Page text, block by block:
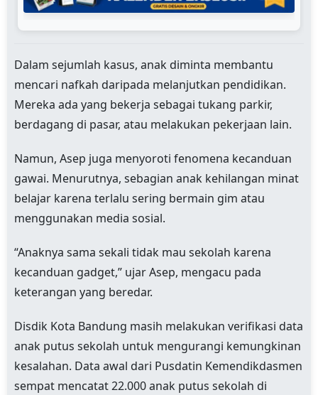
Dalam sejumlah kasus, anak diminta membantu
mencari nafkah daripada melanjutkan pendidikan.
Mereka ada yang bekerja sebagai tukang parkir,
berdagang di pasar, atau melakukan pekerjaan lain.
Namun, Asep juga menyoroti fenomena kecanduan
gawai. Menurutnya, sebagian anak kehilangan minat
belajar karena terlalu sering bermain gim atau
menggunakan media sosial.
“Anaknya sama sekali tidak mau sekolah karena
kecanduan gadget,” ujar Asep, mengacu pada
keterangan yang beredar.
Disdik Kota Bandung masih melakukan verifikasi data
anak putus sekolah untuk mengurangi kemungkinan
kesalahan. Data awal dari Pusdatin Kemendikdasmen
sempat mencatat 22.000 anak putus sekolah di